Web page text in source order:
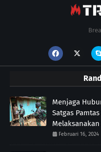
Menjaga
Satgas
Februari 16, 2024